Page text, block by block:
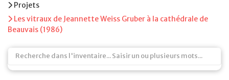
Projets
Les vitraux de Jeannette Weiss Gruber à la cathédrale de
Beauvais (1986)